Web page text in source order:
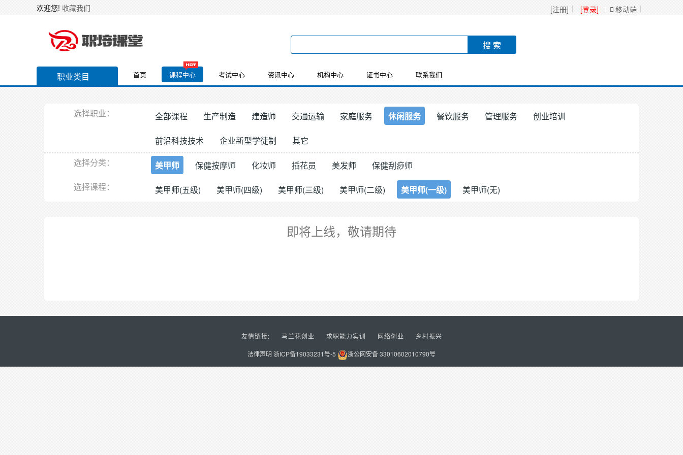
欢迎您! 收藏我们 [注册] [登录] 移动端
职业类目 首页 课程中心 考试中心 资讯中心 机构中心 证书中心 联系我们
选择职业： 全部课程 生产制造 建造师 交通运输 家庭服务 休闲服务 餐饮服务 管理服务 创业培训
前沿科技技术 企业新型学徒制
其它
选择分类：
美甲师 保健按摩师 化妆师 插花员 美发师
保健刮痧师
选择课程：
美甲师(五级) 美甲师(四级) 美甲师(三级) 美甲师(二级) 美甲师(一级) 美甲师(无)
即将上线，敬请期待
友情链接: 马兰花创业 求职能力实训 网络创业 乡村振兴
法律声明 浙ICP备19033231号-5 浙公网安备 33010602010790号